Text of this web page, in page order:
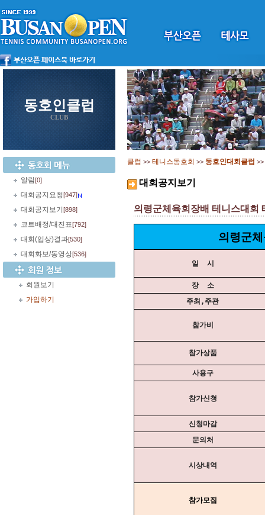
동호인클럽
CLUB
알림[0]
대회공지요청[947]
대회공지보기 [898]
코트배정/대진표[792]
대회(입상)결과[530]
대회화보/동영상[536]
회원보기
가입하기
클럽 >> 테니스동호회 >> 동호인대회클럽 >>
대회공지보기
의령군체육회장배 테니스대회
의령군
일 시
장 소
주최,주관
참가비
참가상품
사용구
참가신청
신청마감
문의처
시상내역
참가모집